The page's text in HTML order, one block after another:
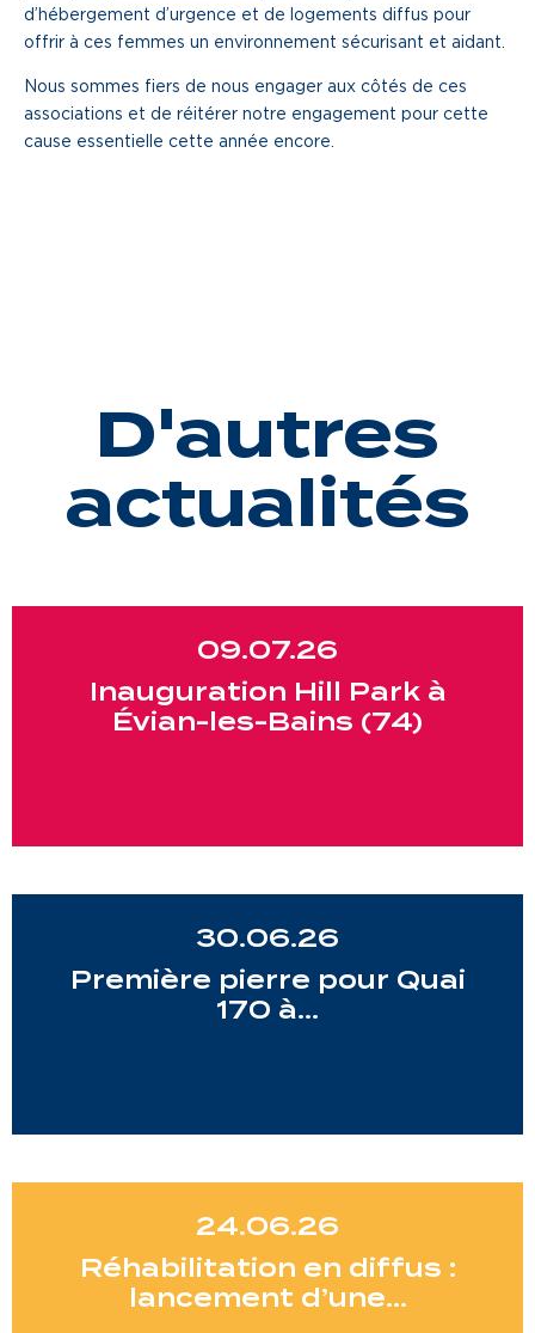
d’hébergement d’urgence et de logements diffus pour
offrir à ces femmes un environnement sécurisant et aidant.
Nous sommes fiers de nous engager aux côtés de ces
associations et de réitérer notre engagement pour cette
cause essentielle cette année encore.
D'autres
actualités
09.07.26
Inauguration Hill Park à
Évian-les-Bains (74)
30.06.26
Première pierre pour Quai
170 à…
24.06.26
Réhabilitation en diffus :
lancement d’une…